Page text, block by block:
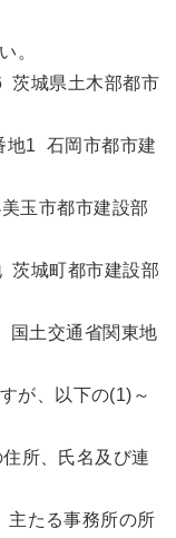
。
城県土木部都市
1 石岡市都市建
玉市都市建設部
城町都市建設部
土交通省関東地
が、以下の(1)～
所、氏名及び連
たる事務所の所